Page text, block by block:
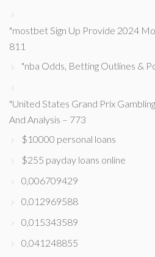
"mostbet Sign Up Provide 2024
811
"nba Odds, Betting Outlines &
"United States Grand Prix
And Analysis – 773
$10000 personal loans
$255 payday loans online
0,006709429
0,012969588
0,015343589
0,041248855